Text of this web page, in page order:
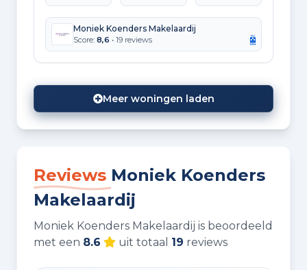
Moniek Koenders Makelaardij
Score: 8,6 • 19 reviews
Meer woningen laden
Reviews Moniek Koenders
Makelaardij
Moniek Koenders Makelaardij is beoordeeld
met een 8.6 uit totaal 19 reviews